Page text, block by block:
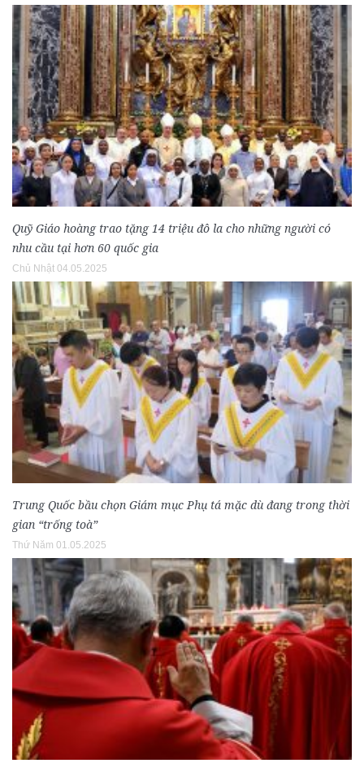
Quỹ Giáo hoàng trao tặng 14 triệu đô la cho những người có
nhu cầu tại hơn 60 quốc gia
Chủ Nhật 04.05.2025
Trung Quốc bầu chọn Giám mục Phụ tá mặc dù đang trong thời
gian “trống toà”
Thứ Năm 01.05.2025